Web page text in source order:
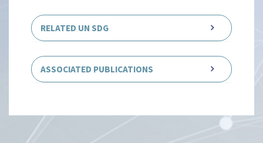
RELATED UN SDG
ASSOCIATED PUBLICATIONS